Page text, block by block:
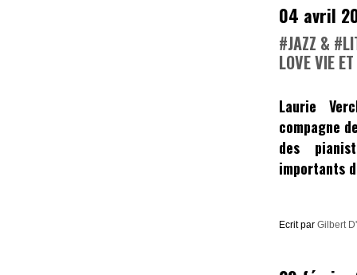
04 avril
#JAZZ &
LOVE VIE
Laurie
compagne
des
importants
Ecrit par Gilbert